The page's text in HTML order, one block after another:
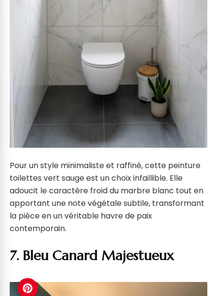
Pour un style minimaliste et raffiné, cette peinture
toilettes vert sauge est un choix infaillible. Elle
adoucit le caractère froid du marbre blanc tout en
apportant une note végétale subtile, transformant
la pièce en un véritable havre de paix
contemporain.
7. Bleu Canard Majestueux